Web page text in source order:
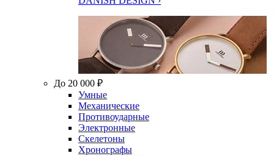
До 20 000 ₽
Умные
Механические
Противоударные
Электронные
Скелетоны
Хронографы